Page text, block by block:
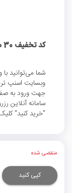
کد تخفیف 30 هزار تومانی بلیط قطار اسنپ تریپ
شما می‌توانید
جهت ورود به
سامانه آنلاین
"خرید کنید"
منقضی شده
کپی کنید